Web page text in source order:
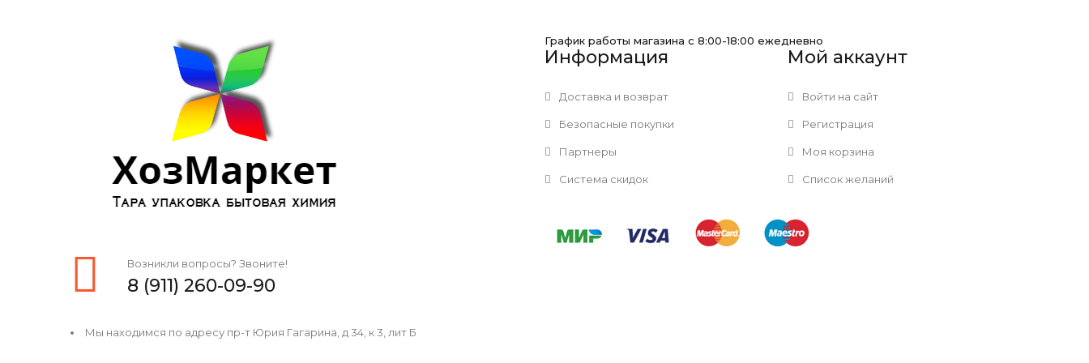
Возникли вопросы? Звоните!
8 (911) 260-09-90
Мы находимся по адресу пр-т Юрия Гагарина, д 34, к 3, лит Б
График работы магазина с 8:00-18:00 ежедневно
Информация
Доставка и возврат
Безопасные покупки
Партнеры
Система скидок
Мой аккаунт
Войти на сайт
Регистрация
Моя корзина
Список желаний